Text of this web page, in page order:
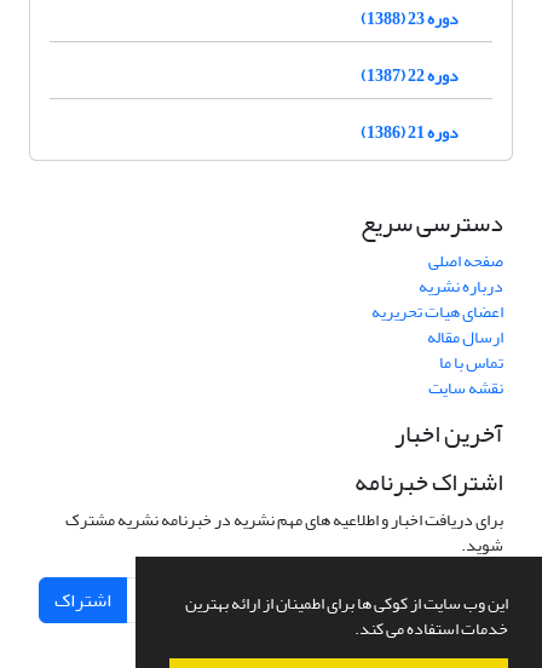
این وب سایت از کوکی ها برای اطمینان از ارائه بهترین
خدمات استفاده می کند.
دوره 23 (1388)
دوره 22 (1387)
دوره 21 (1386)
دسترسی سریع
صفحه اصلی
درباره نشریه
اعضای هیات تحریریه
ارسال مقاله
تماس با ما
نقشه سایت
آخرین اخبار
اشتراک خبرنامه
برای دریافت اخبار و اطلاعیه های مهم نشریه در خبرنامه نشریه مشترک
شوید.
اشتراک